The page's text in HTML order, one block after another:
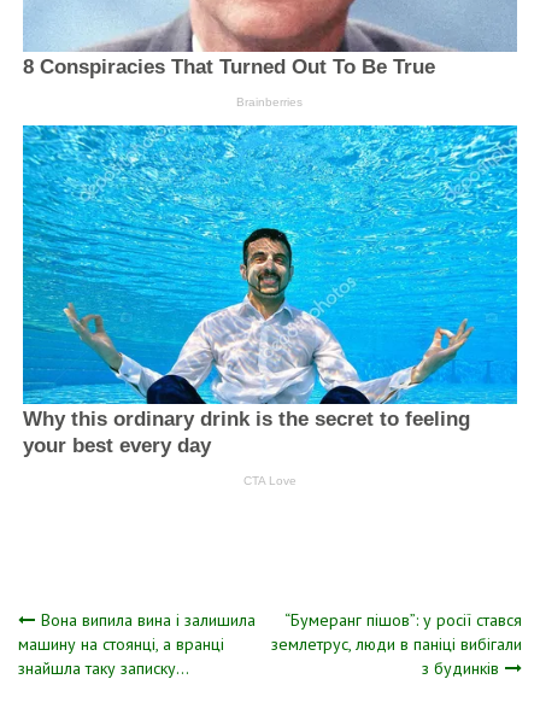
Навігація
записів
Вона випила вина і залишила
машину на стоянці, а вранці
знайшла таку записку…
“Бумеранг пішов”: у росії стався
землетрус, люди в паніці вибігали
з будинків